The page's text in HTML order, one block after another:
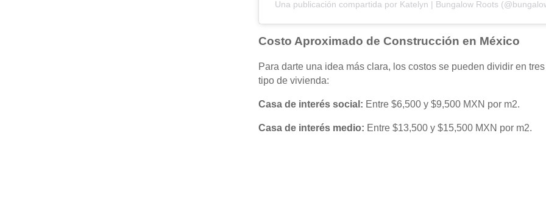
Una publicación compartida por Katelyn | Bungalow Roots
Costo Aproximado de Construcción en México
Para darte una idea más clara, los costos se pueden dividir en
tipo de vivienda:
Casa de interés social: Entre $6,500 y $9,500 MXN por m2.
Casa de interés medio: Entre $13,500 y $15,500 MXN por m2.